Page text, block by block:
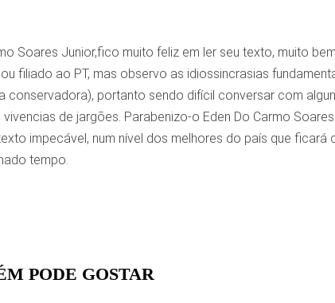
Soares Junior,fico muito feliz em ler seu texto, muito
filiado ao PT, mas observo as idiossincrasias
conservadora), portanto sendo difícil conversar com
de jargões. Parabenizo-o Eden Do Carmo
impecável, num nível dos melhores do país que
tempo.
PODE GOSTAR